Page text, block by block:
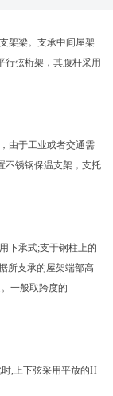
架梁。支承中间屋架
行弦桁架，其腹杆采用
由于工业或者交通需
不锈钢保温支架，支托
下承式;支于钢柱上的
所支承的屋架端部高
一般取跨度的
,上下弦采用平放的H